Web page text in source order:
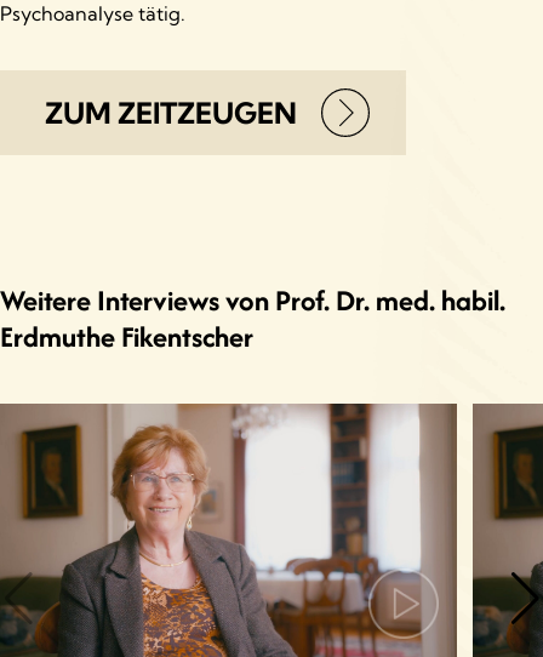
Psychoanalyse tätig.
ZUM ZEITZEUGEN
Weitere Interviews von Prof. Dr. med. habil.
Erdmuthe Fikentscher